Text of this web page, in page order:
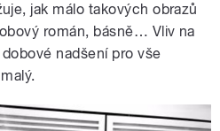
jak málo takových obrazů
román, básně… Vliv na
nadšení pro vše